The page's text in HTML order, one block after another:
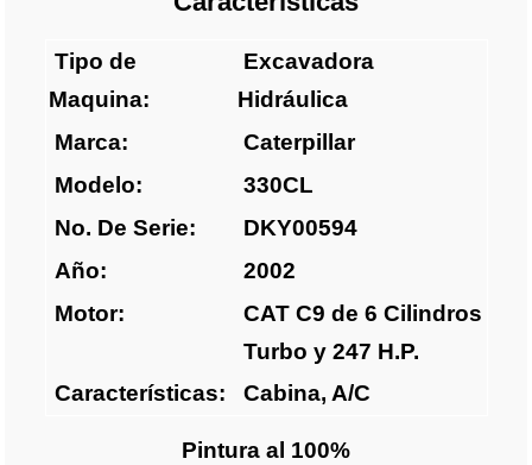
Tipo de
Maquina:
Excavadora
Hidráulica
Marca:
Caterpillar
Modelo:
330CL
No. De Serie:
DKY00594
Año:
2002
Motor:
CAT C9 de 6 Cilindros
Turbo y 247 H.P.
Características:
Cabina, A/C
Pintura al 100%